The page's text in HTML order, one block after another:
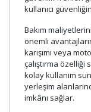
kullanıcı
Bakım
önemli
karışımı veya
çalıştırma özelliği
kolay kullanım
yerleşim
imkânı sağlar.